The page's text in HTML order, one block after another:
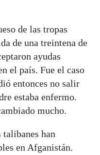
de las tropas
de una treintena de
ayudas
el país. Fue el caso
entonces no salir
estaba enfermo.
mucho.
han
en Afganistán.